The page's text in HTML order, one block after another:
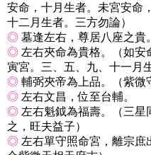
安命，十月生者。未宮安命
十二月生者。三方勿論）
◎ 墓逢左右，尊居八座之貴。
◎ 左右夾命為貴格。（如安
寅宮。三、五、九、十一月
◎ 輔弼夾帝為上品。（紫微
◎ 左右文昌，位至台輔。
◎ 左右魁鉞為福壽。（三星
之，旺夫益子）
◎ 左右單守照命宮，離宗